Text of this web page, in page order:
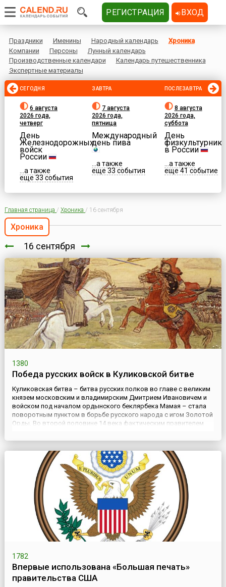
Праздники Именины Народный календарь
Хроника
Компании
Персоны
Лунный календарь
Производственные календари
Календарь путешественника
Экспертные материалы
СЕГОДНЯ
6 августа
2026 года,
четверг
День
Железнодорожных
войск
России
...а также
еще 33 события
ЗАВТРА
7 августа
2026 года,
пятница
Международный
день пива
...а также
еще 33 события
ПОСЛЕЗАВТРА
8 августа
2026 года,
суббота
День
физкультурника
в России
...а также
еще 41 событие
Главная страница / Хроника / 16 сентября
Хроника
16 сентября
1380
Победа русских войск в Куликовской битве
Куликовская битва – битва русских полков во главе с великим
князем московским и владимирским Дмитрием Ивановичем и
войском под началом ордынского беклярбека Мамая – стала
поворотным пунктом в борьбе русского народа с игом Золотой
Орды. Во второй половине 14 века фактическим правителем
после поражения своих войск на реке Воже в 1378 году...
1782
Впервые использована «Большая печать»
правительства США
РЕГИСТРАЦИЯ ВХОД